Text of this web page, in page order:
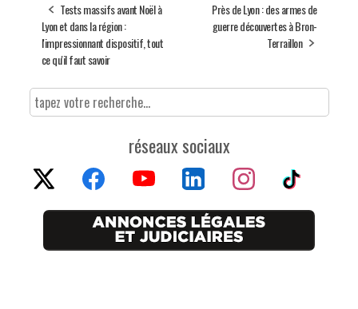
Tests massifs avant Noël à
Lyon et dans la région :
l'impressionnant dispositif, tout
ce qu'il faut savoir
Près de Lyon : des armes de
guerre découvertes à Bron-
Terraillon
réseaux sociaux